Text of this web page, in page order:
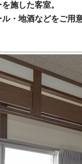
施した客室。
・地酒などをご用